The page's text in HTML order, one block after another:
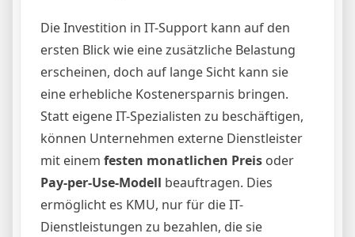
Die Investition in IT-Support kann auf den
ersten Blick wie eine zusätzliche Belastung
erscheinen, doch auf lange Sicht kann sie
eine erhebliche Kostenersparnis bringen.
Statt eigene IT-Spezialisten zu beschäftigen,
können Unternehmen externe Dienstleister
mit einem festen monatlichen Preis oder
Pay-per-Use-Modell beauftragen. Dies
ermöglicht es KMU, nur für die IT-
Dienstleistungen zu bezahlen, die sie